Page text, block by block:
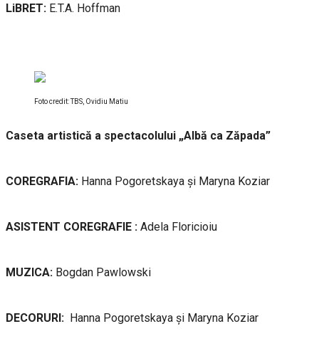
LiBRET: E.T.A. Hoffman
Foto credit: TBS, Ovidiu Matiu
Caseta artistică a spectacolului „Albă ca Zăpada”
COREGRAFIA: Hanna Pogoretskaya și Maryna Koziar
ASISTENT COREGRAFIE : Adela Floricioiu
MUZICA: Bogdan Pawlowski
DECORURI: Hanna Pogoretskaya și Maryna Koziar